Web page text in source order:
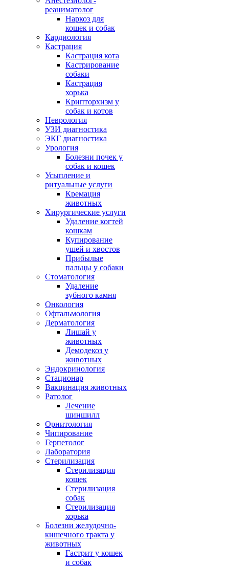
реаниматолог
Наркоз для
кошек и собак
Кардиология
Кастрация
Кастрация кота
Кастрирование
собаки
Кастрация
хорька
Крипторхизм у
собак и котов
Неврология
УЗИ диагностика
ЭКГ диагностика
Урология
Болезни почек у
собак и кошек
Усыпление и
ритуальные услуги
Кремация
животных
Хирургические услуги
Удаление когтей
кошкам
Купирование
ушей и хвостов
Прибылые
пальцы у собаки
Стоматология
Удаление
зубного камня
Онкология
Офтальмология
Дерматология
Лишай у
животных
Демодекоз у
животных
Эндокринология
Стационар
Вакцинация животных
Ратолог
Лечение
шиншилл
Орнитология
Чипирование
Герпетолог
Лаборатория
Стерилизация
Стерилизация
кошек
Стерилизация
собак
Стерилизация
хорька
Болезни желудочно-
кишечного тракта у
животных
Гастрит у кошек
и собак